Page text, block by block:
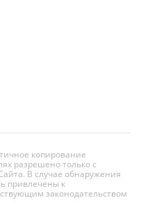
копирование
разрешено только с
В случае обнаружения
привлечены к
законодательством